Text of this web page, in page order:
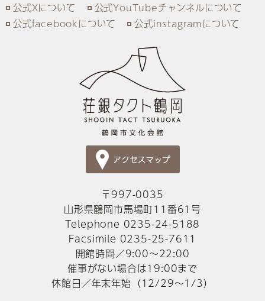
公式Xについて
公式YouTubeチャンネルについて
公式facebookについて
公式instagramについて
〒997-0035
山形県鶴岡市馬場町11番61号
Telephone 0235-24-5188
Facsimile 0235-25-7611
開館時間／9:00～22:00
催事がない場合は19:00まで
休館日／年末年始（12/29～1/3）